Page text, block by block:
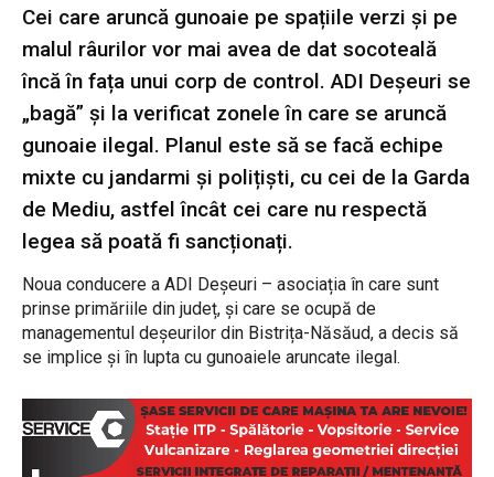
Cei care aruncă gunoaie pe spațiile verzi și pe
malul râurilor vor mai avea de dat socoteală
încă în fața unui corp de control. ADI Deșeuri se
„bagă” și la verificat zonele în care se aruncă
gunoaie ilegal. Planul este să se facă echipe
mixte cu jandarmi și polițiști, cu cei de la Garda
de Mediu, astfel încât cei care nu respectă
legea să poată fi sancționați.
Noua conducere a ADI Deșeuri – asociația în care sunt
prinse primăriile din județ, și care se ocupă de
managementul deșeurilor din Bistrița-Năsăud, a decis să
se implice și în lupta cu gunoaiele aruncate ilegal.